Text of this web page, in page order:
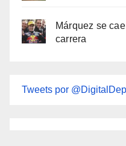
Márquez se
carrera
Tweets por